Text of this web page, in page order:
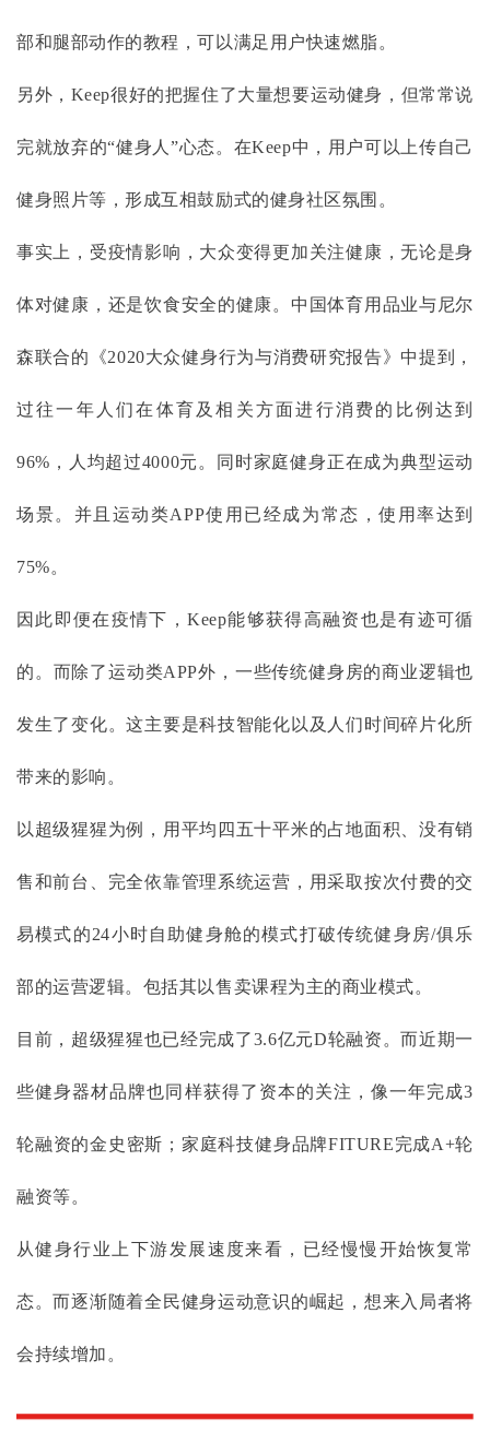
部和腿部动作的教程，可以满足用户快速燃脂。
另外， Keep很好的把握住了大量想要运动健身，但常常说
完就放弃的“健身人”心态。在Keep中，用户可以上传自己
健身照片等，形成互相鼓励式的健身社区氛围。
事实上，受疫情影响，大众变得更加关注健康，无论是身
体对健康，还是饮食安全的健康。中国体育用品业与尼尔
森联合的《2020大众健身行为与消费研究报告》中提到，
过往一年人们在体育及相关方面进行消费的比例达到
96%，人均超过4000元。同时家庭健身正在成为典型运动
场景。并且运动类APP使用已经成为常态，使用率达到
75%。
因此即便在疫情下，Keep能够获得高融资也是有迹可循
的。而除了运动类APP外，一些传统健身房的商业逻辑也
发生了变化。这主要是科技智能化以及人们时间碎片化所
带来的影响。
以超级猩猩为例，用平均四五十平米的占地面积、没有销
售和前台、完全依靠管理系统运营，用采取按次付费的交
易模式的24小时自助健身舱的模式打破传统健身房/俱乐
部的运营逻辑。包括其以售卖课程为主的商业模式。
目前，超级猩猩也已经完成了3.6亿元D轮融资。而近期一
些健身器材品牌也同样获得了资本的关注，像一年完成3
轮融资的金史密斯；家庭科技健身品牌FITURE完成A+轮
融资等。
从健身行业上下游发展速度来看，已经慢慢开始恢复常
态。而逐渐随着全民健身运动意识的崛起，想来入局者将
会持续增加。